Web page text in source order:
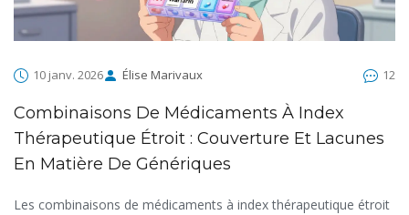
10 janv. 2026 Élise Marivaux 12
Combinaisons De Médicaments À Index
Thérapeutique Étroit : Couverture Et Lacunes
En Matière De Génériques
Les combinaisons de médicaments à index thérapeutique étroit